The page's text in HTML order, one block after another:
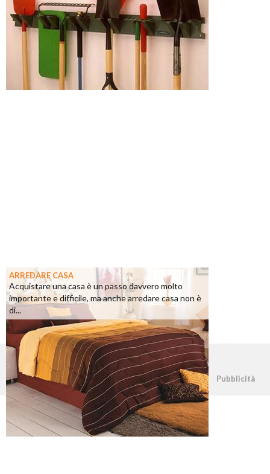
ARREDARE CASA
Acquistare una casa è un passo davvero molto
importante e difficile, ma anche arredare casa non è
di...
©2026 - casapratica.net - p.iva 03338800984 Pubblicità